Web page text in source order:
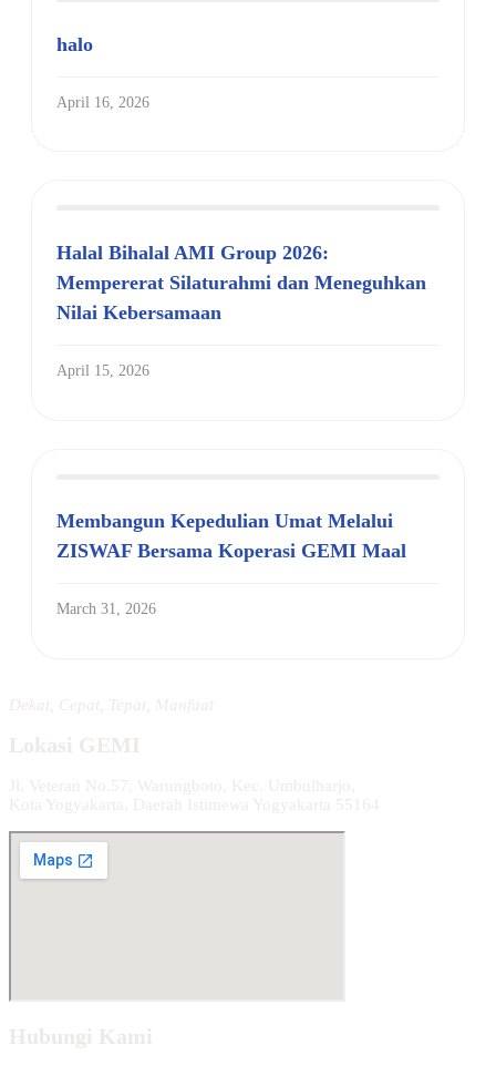
halo
April 16, 2026
Halal Bihalal AMI Group 2026:
Mempererat Silaturahmi dan Meneguhkan
Nilai Kebersamaan
April 15, 2026
Membangun Kepedulian Umat Melalui
ZISWAF Bersama Koperasi GEMI Maal
March 31, 2026